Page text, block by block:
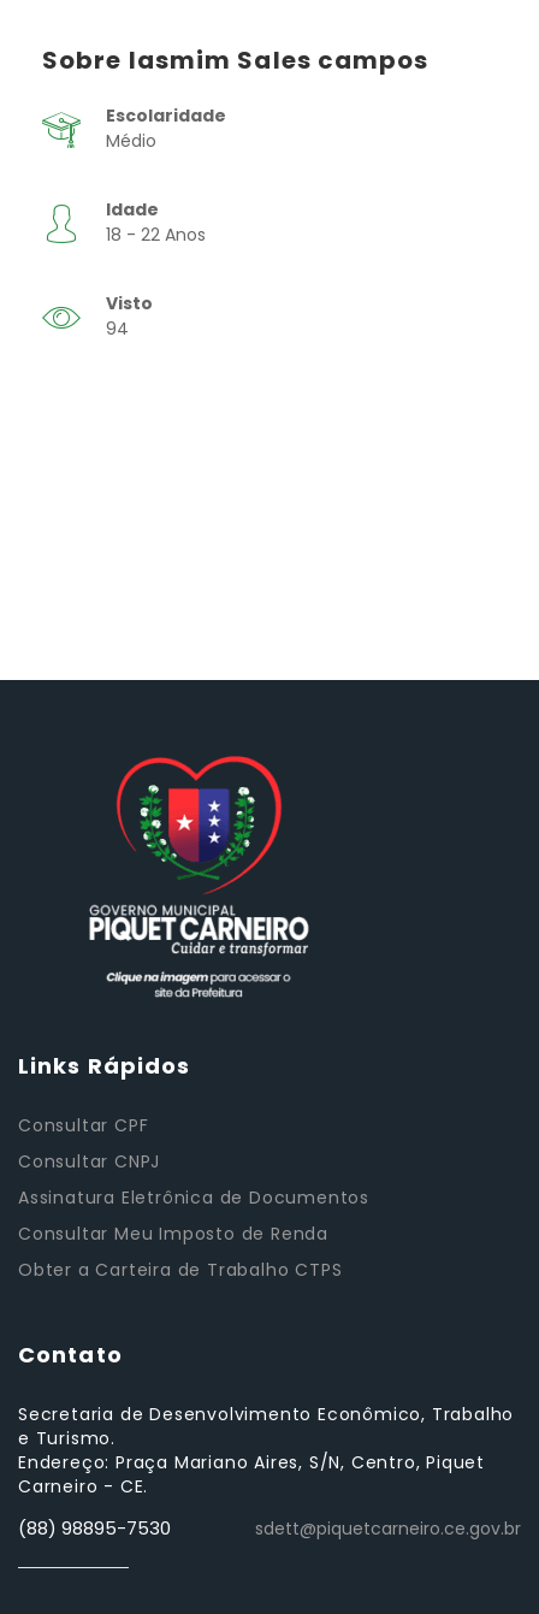
Sobre Iasmim Sales campos
Escolaridade
Médio
Idade
18 - 22 Anos
Visto
94
Links Rápidos
Consultar CPF
Consultar CNPJ
Assinatura Eletrônica de Documentos
Consultar Meu Imposto de Renda
Obter a Carteira de Trabalho CTPS
Contato
Secretaria de Desenvolvimento Econômico, Trabalho
e Turismo.
Endereço: Praça Mariano Aires, S/N, Centro, Piquet
Carneiro - CE.
(88) 98895-7530 sdett@piquetcarneiro.ce.gov.br